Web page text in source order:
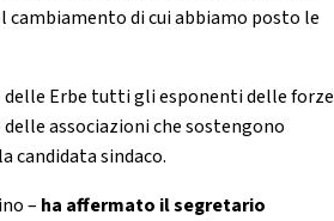
cambiamento di cui abbiamo posto le
Erbe tutti gli esponenti delle forze
associazioni che sostengono
candidata sindaco.
– ha affermato il segretario